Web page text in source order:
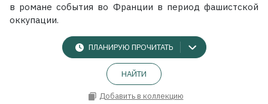
в романе события во Франции в период фашистской
оккупации.
ПЛАНИРУЮ ПРОЧИТАТЬ
НАЙТИ
Добавить в коллекцию